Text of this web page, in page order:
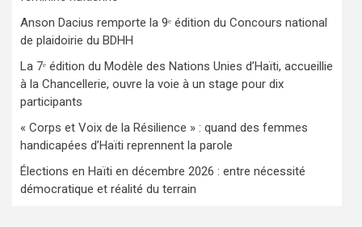
Anson Dacius remporte la 9ᵉ édition du Concours national
de plaidoirie du BDHH
La 7ᵉ édition du Modèle des Nations Unies d’Haïti, accueillie
à la Chancellerie, ouvre la voie à un stage pour dix
participants
« Corps et Voix de la Résilience » : quand des femmes
handicapées d’Haïti reprennent la parole
Élections en Haïti en décembre 2026 : entre nécessité
démocratique et réalité du terrain